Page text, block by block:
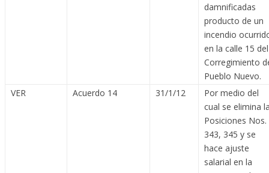
damnificadas
producto de un
incendio
en la calle 15 del
Corregimiento
Pueblo Nuevo.
VER
Acuerdo 14 31/1/12
Por medio del
cual se elimina
Posiciones Nos.
343, 345 y se
hace ajuste
salarial en la